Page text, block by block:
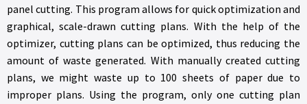
panel cutting. This program allows for quick optimization and
graphical, scale-drawn cutting plans. With the help of the
optimizer, cutting plans can be optimized, thus reducing the
amount of waste generated. With manually created cutting
plans, we might waste up to 100 sheets of paper due to
improper plans. Using the program, only one cutting plan